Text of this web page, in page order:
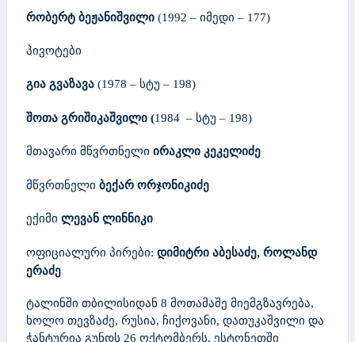
რობერტ ბეჟანიშვილი (1992 – იმედი – 177)
პივოტები
გია გვაზავა (1978 – სტუ – 198)
შოთა გრიშიკაშვილი (1984 – სტუ – 198)
მთავარი მწვრთნელი ირაკლი კეკელიძე
მწვრთნელი ბექარ ორჯონიკიძე
ექიმი ლევან ლინნიკი
ოფიციალური პირები: დიმიტრი აბესაძე, როლანდ
ერაძე
ტალინში თბილისიდან 8 მოთამაშე მიემგზავრება,
ხოლო თევზაძე, რუსია, ჩიქოვანი, დათუკაშვილი და
ჭანტურია გუნდს 26 ოქტომბერს, ესტონეთში